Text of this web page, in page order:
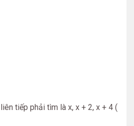
tiếp phải tìm là x, x + 2, x + 4 (